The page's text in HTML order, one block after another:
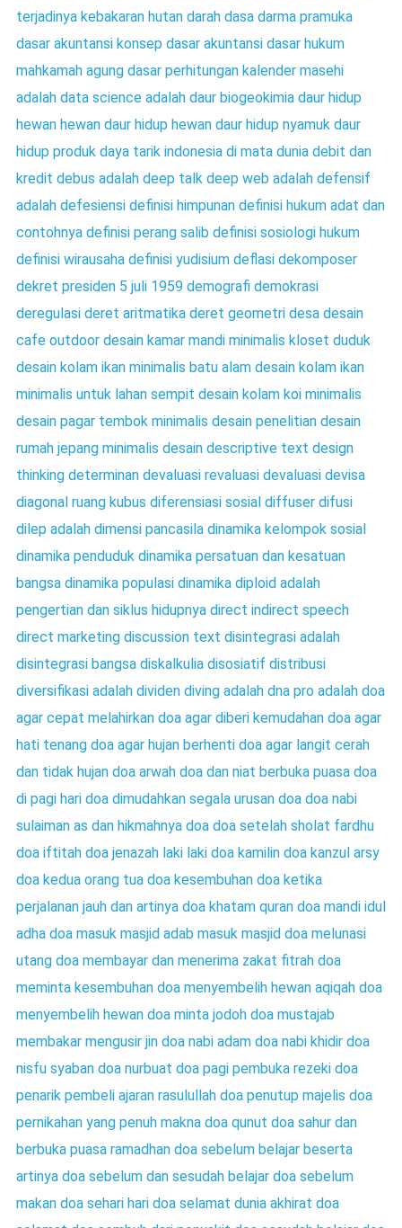
terjadinya kebakaran hutan darah dasa darma pramuka
dasar akuntansi konsep dasar akuntansi dasar hukum
mahkamah agung dasar perhitungan kalender masehi
adalah data science adalah daur biogeokimia daur hidup
hewan hewan daur hidup hewan daur hidup nyamuk daur
hidup produk daya tarik indonesia di mata dunia debit dan
kredit debus adalah deep talk deep web adalah defensif
adalah defesiensi definisi himpunan definisi hukum adat dan
contohnya definisi perang salib definisi sosiologi hukum
definisi wirausaha definisi yudisium deflasi dekomposer
dekret presiden 5 juli 1959 demografi demokrasi
deregulasi deret aritmatika deret geometri desa desain
cafe outdoor desain kamar mandi minimalis kloset duduk
desain kolam ikan minimalis batu alam desain kolam ikan
minimalis untuk lahan sempit desain kolam koi minimalis
desain pagar tembok minimalis desain penelitian desain
rumah jepang minimalis desain descriptive text design
thinking determinan devaluasi revaluasi devaluasi devisa
diagonal ruang kubus diferensiasi sosial diffuser difusi
dilep adalah dimensi pancasila dinamika kelompok sosial
dinamika penduduk dinamika persatuan dan kesatuan
bangsa dinamika populasi dinamika diploid adalah
pengertian dan siklus hidupnya direct indirect speech
direct marketing discussion text disintegrasi adalah
disintegrasi bangsa diskalkulia disosiatif distribusi
diversifikasi adalah dividen diving adalah dna pro adalah doa
agar cepat melahirkan doa agar diberi kemudahan doa agar
hati tenang doa agar hujan berhenti doa agar langit cerah
dan tidak hujan doa arwah doa dan niat berbuka puasa doa
di pagi hari doa dimudahkan segala urusan doa doa nabi
sulaiman as dan hikmahnya doa doa setelah sholat fardhu
doa iftitah doa jenazah laki laki doa kamilin doa kanzul arsy
doa kedua orang tua doa kesembuhan doa ketika
perjalanan jauh dan artinya doa khatam quran doa mandi idul
adha doa masuk masjid adab masuk masjid doa melunasi
utang doa membayar dan menerima zakat fitrah doa
meminta kesembuhan doa menyembelih hewan aqiqah doa
menyembelih hewan doa minta jodoh doa mustajab
membakar mengusir jin doa nabi adam doa nabi khidir doa
nisfu syaban doa nurbuat doa pagi pembuka rezeki doa
penarik pembeli ajaran rasulullah doa penutup majelis doa
pernikahan yang penuh makna doa qunut doa sahur dan
berbuka puasa ramadhan doa sebelum belajar beserta
artinya doa sebelum dan sesudah belajar doa sebelum
makan doa sehari hari doa selamat dunia akhirat doa